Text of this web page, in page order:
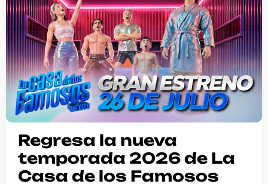
Regresa la nueva
temporada 2026 de La
Casa de los Famosos